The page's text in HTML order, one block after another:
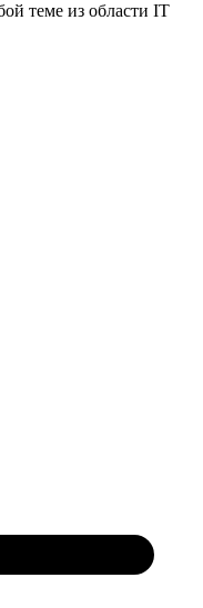
теме из области IT